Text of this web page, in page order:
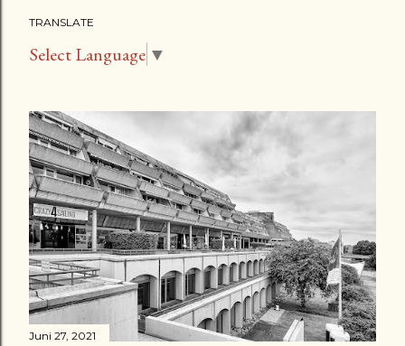
s
t
TRANSLATE
Select Language ▼
Juni 27, 2021